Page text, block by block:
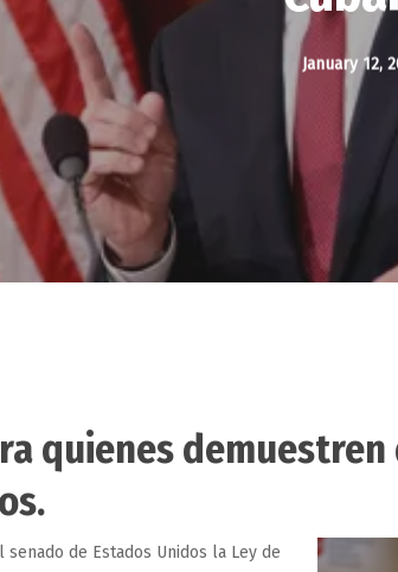
January 12,
quienes demuestren
de Estados Unidos la Ley de